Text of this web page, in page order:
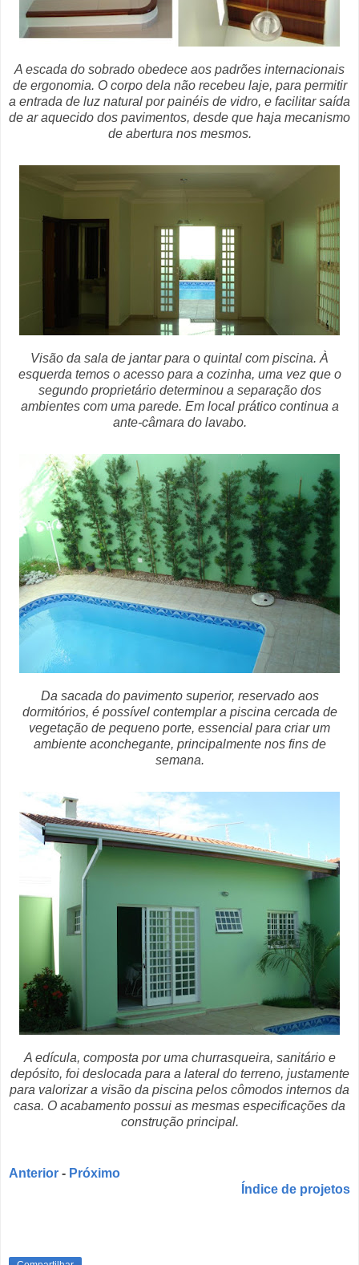
A escada do sobrado obedece aos padrões internacionais
de ergonomia. O corpo dela não recebeu laje, para permitir
a entrada de luz natural por painéis de vidro, e facilitar saída
de ar aquecido dos pavimentos, desde que haja mecanismo
de abertura nos mesmos.
Visão da sala de jantar para o quintal com piscina. À
esquerda temos o acesso para a cozinha, uma vez que o
segundo proprietário determinou a separação dos
ambientes com uma parede. Em local prático continua a
ante-câmara do lavabo.
Da sacada do pavimento superior, reservado aos
dormitórios, é possível contemplar a piscina cercada de
vegetação de pequeno porte, essencial para criar um
ambiente aconchegante, principalmente nos fins de
semana.
A edícula, composta por uma churrasqueira, sanitário e
depósito, foi deslocada para a lateral do terreno, justamente
para valorizar a visão da piscina pelos cômodos internos da
casa. O acabamento possui as mesmas especificações da
construção principal.
Anterior - Próximo
Índice de projetos